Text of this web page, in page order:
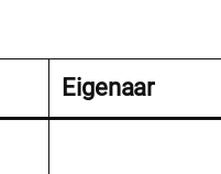
Eigenaar